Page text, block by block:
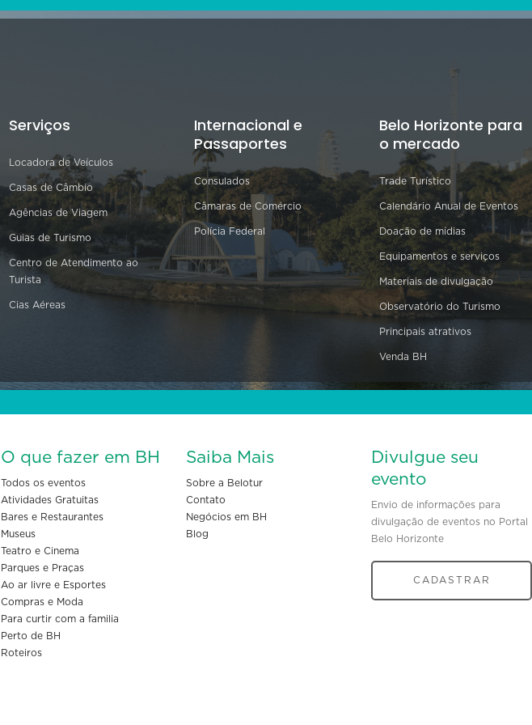
Serviços
Locadora de Veículos
Casas de Câmbio
Agências de Viagem
Guias de Turismo
Centro de Atendimento ao
Turista
Cias Aéreas
Internacional e
Passaportes
Consulados
Câmaras de Comércio
Polícia Federal
Belo Horizonte para
o mercado
Trade Turístico
Calendário Anual de Eventos
Doação de mídias
Equipamentos e serviços
Materiais de divulgação
Observatório do Turismo
Principais atrativos
Venda BH
O que fazer em BH
Todos os eventos
Atividades Gratuitas
Bares e Restaurantes
Museus
Teatro e Cinema
Parques e Praças
Ao ar livre e Esportes
Compras e Moda
Para curtir com a familia
Perto de BH
Roteiros
Saiba Mais
Sobre a Belotur
Contato
Negócios em BH
Blog
Divulgue seu
evento
Envio de informações para
divulgação de eventos no Portal
Belo Horizonte
CADASTRAR